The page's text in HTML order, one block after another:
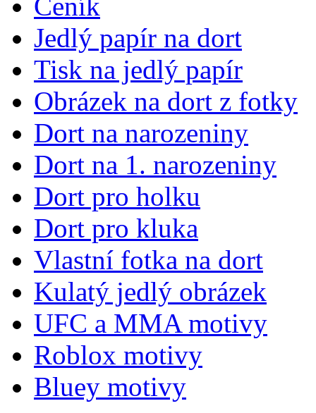
Jedlý papír na dort
Tisk na jedlý papír
Obrázek na dort z fotky
Dort na narozeniny
Dort na 1. narozeniny
Dort pro holku
Dort pro kluka
Vlastní fotka na dort
Kulatý jedlý obrázek
UFC a MMA motivy
Roblox motivy
Bluey motivy